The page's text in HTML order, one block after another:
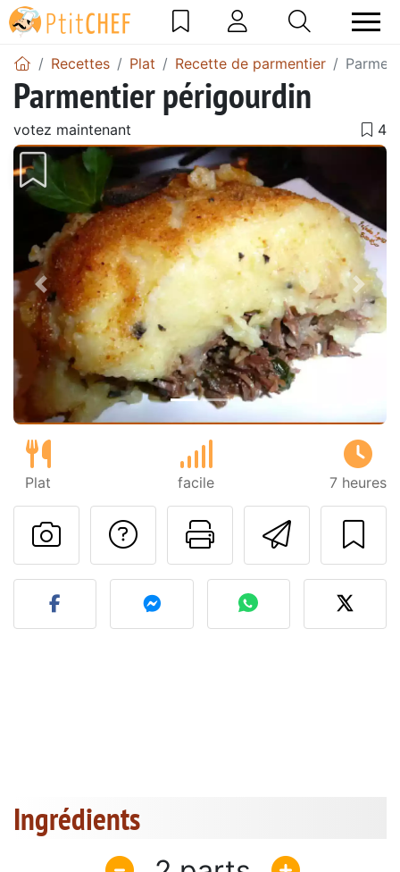
Recettes Plat Recette de parmentier
Parmentier périgourdin
votez maintenant
Précédent
Plat facile 7 heures
Imprimer
Poser une
Publier votre photo de
Ingrédients